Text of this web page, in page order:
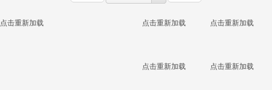
点击重新加载 点击重新加载 点击重新加载
点击重新加载 点击重新加载